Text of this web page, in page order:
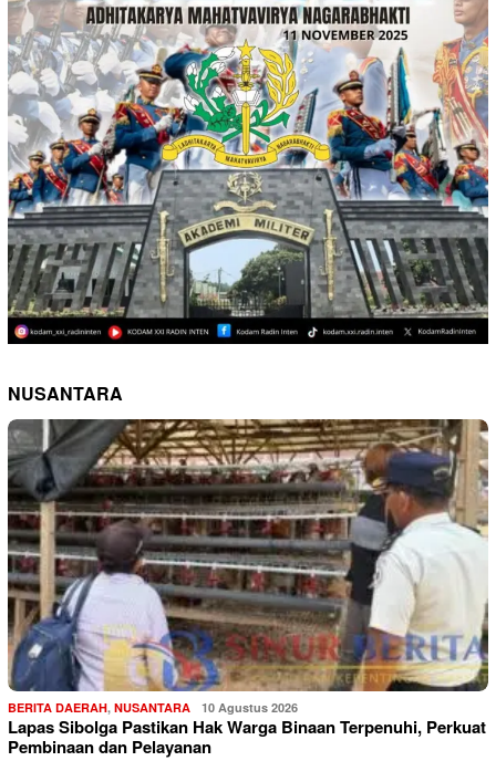
NUSANTARA
BERITA DAERAH, NUSANTARA 10 Agustus 2026
Lapas Sibolga Pastikan Hak Warga Binaan Terpenuhi, Perkuat
Pembinaan dan Pelayanan